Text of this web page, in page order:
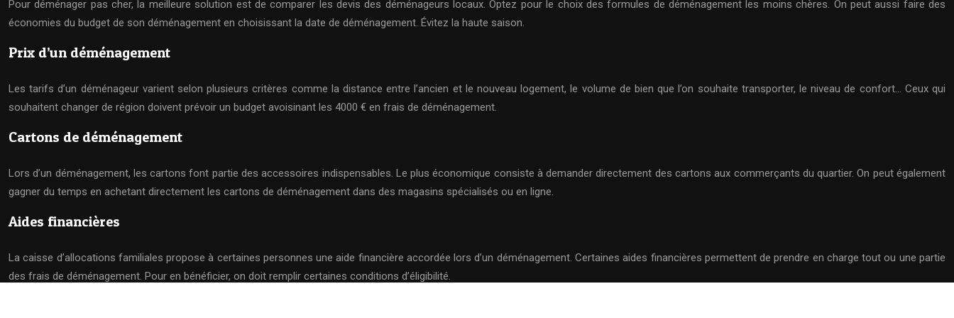
Pour déménager pas cher, la meilleure solution est de comparer les devis des déménageurs locaux. Optez pour le choix des formules de déménagement les moins chères. On peut aussi faire des
économies du budget de son déménagement en choisissant la date de déménagement. Évitez la haute saison.
Prix d’un déménagement
Les tarifs d’un déménageur varient selon plusieurs critères comme la distance entre l’ancien et le nouveau logement, le volume de bien que l’on souhaite transporter, le niveau de confort… Ceux qui
souhaitent changer de région doivent prévoir un budget avoisinant les 4000 € en frais de déménagement.
Cartons de déménagement
Lors d’un déménagement, les cartons font partie des accessoires indispensables. Le plus économique consiste à demander directement des cartons aux commerçants du quartier. On peut également
gagner du temps en achetant directement les cartons de déménagement dans des magasins spécialisés ou en ligne.
Aides financières
La caisse d’allocations familiales propose à certaines personnes une aide financière accordée lors d’un déménagement. Certaines aides financières permettent de prendre en charge tout ou une partie
des frais de déménagement. Pour en bénéficier, on doit remplir certaines conditions d’éligibilité.